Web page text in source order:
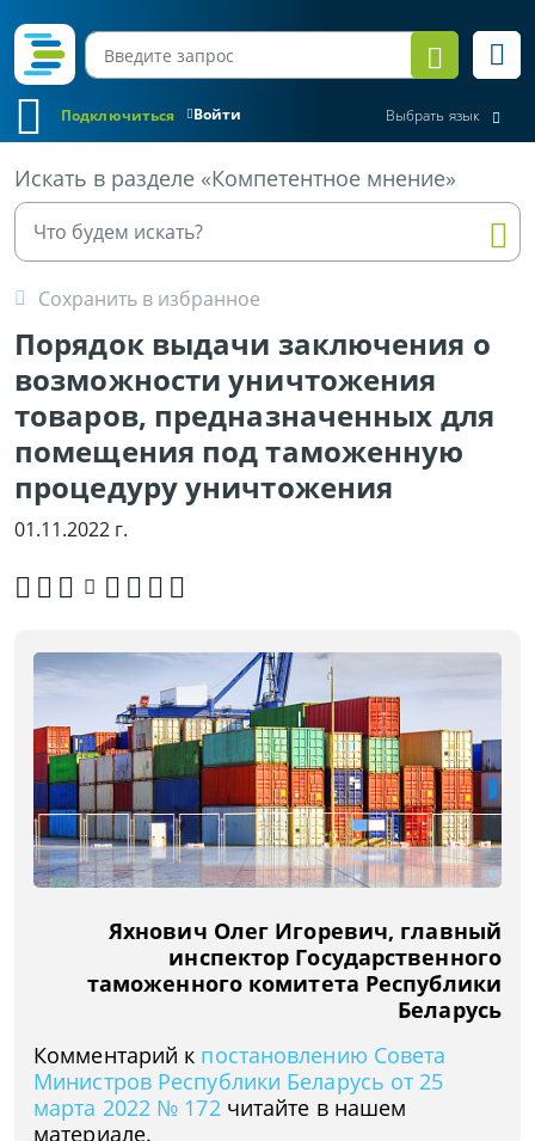
Войти
Подключиться Выбрать язык
Искать в разделе «Компетентное мнение»
Сохранить в избранное
Порядок выдачи заключения о
возможности уничтожения
товаров, предназначенных для
помещения под таможенную
процедуру уничтожения
Все материалы
01.11.2022 г.
Яхнович Олег Игоревич, главный
инспектор Государственного
таможенного комитета Республики
Беларусь
Комментарий к постановлению Совета
Министров Республики Беларусь от 25
марта 2022 № 172читайте в нашем
материале.